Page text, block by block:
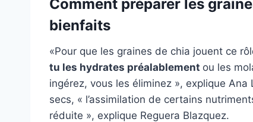
Comment préparer les
bienfaits
«Pour que les graines de chia jouent ce
tu les hydrates préalablement ou les
ingérez, vous les éliminez », explique
secs, « l’assimilation de certains
réduite », explique Reguera Blazquez.